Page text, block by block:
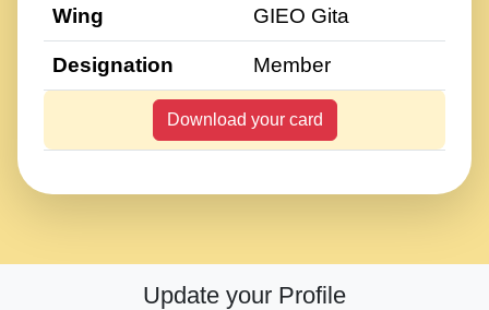
Wing GIEO Gita
Designation Member
Download your card
Update your Profile